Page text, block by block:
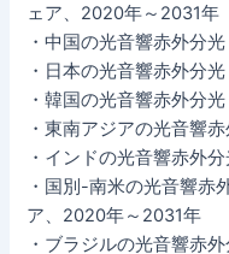
ェア、2020年～2031年
・中国の光音響赤外分
・日本の光音響赤外分
・韓国の光音響赤外分
・東南アジアの光音響
・インドの光音響赤外
・国別-南米の光音響赤
ア、2020年～2031年
・ブラジルの光音響赤